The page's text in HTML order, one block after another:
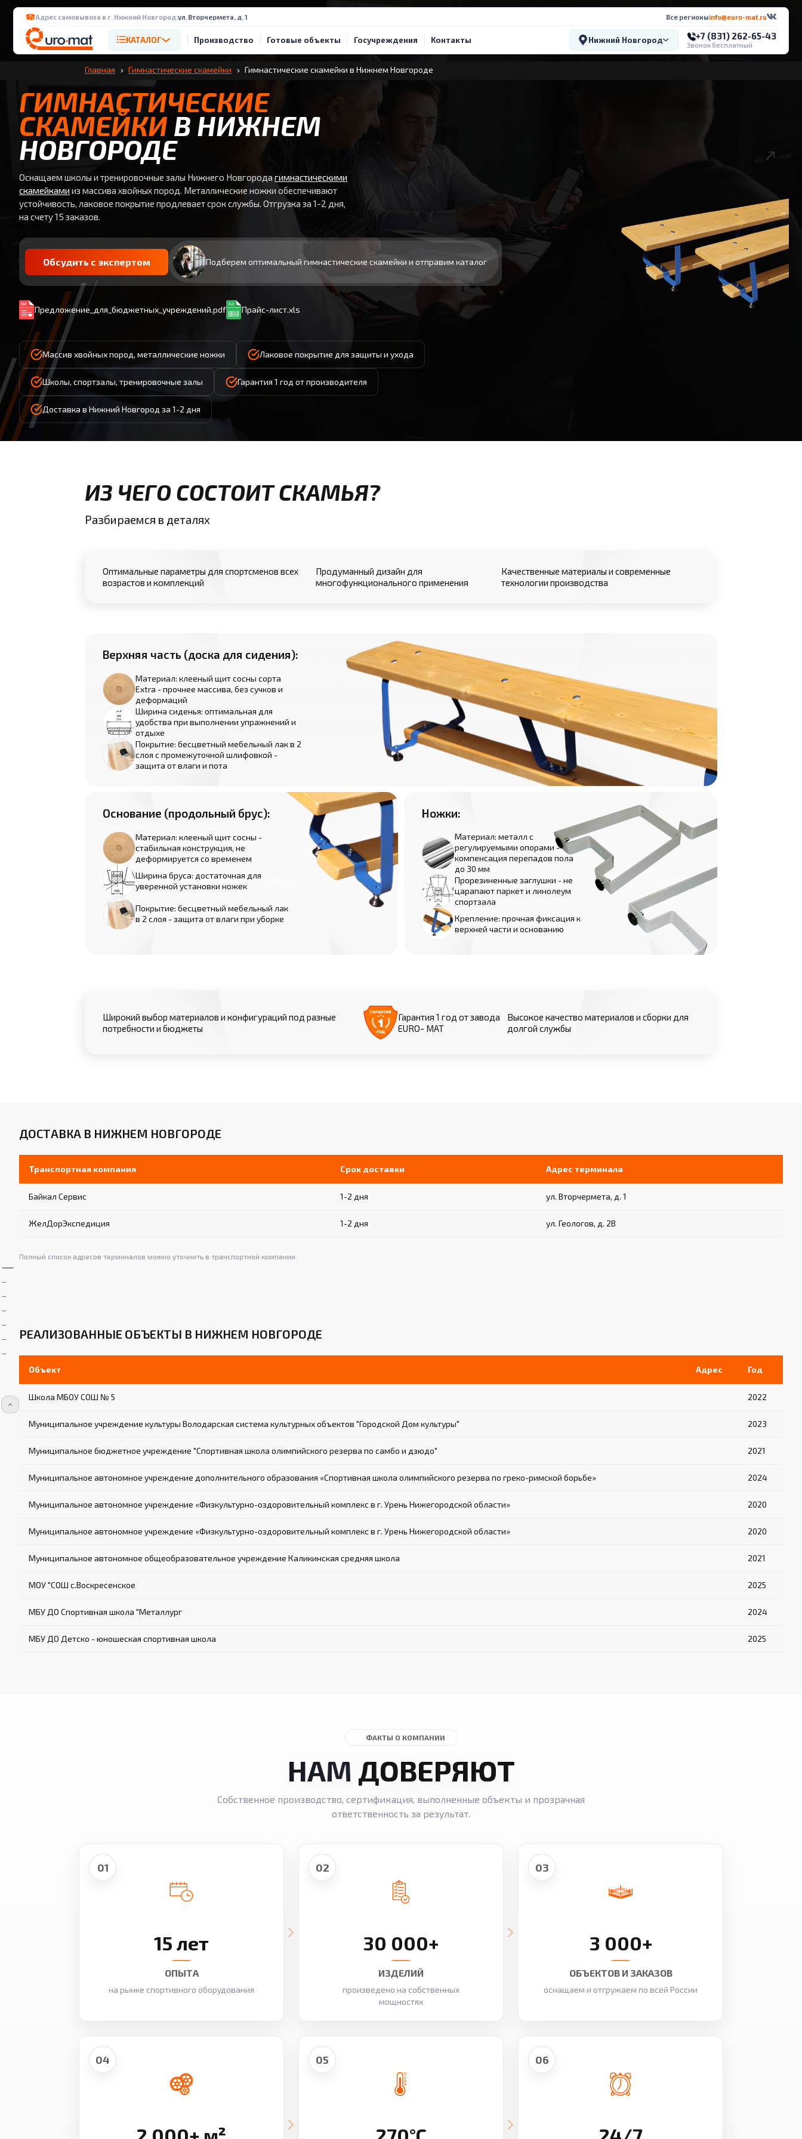
Адрес самовывоза в г. Нижний Новгород:ул. Вторчермета, д. 1 Все регионыinfo@euro-mat.ru
КАТАЛОГ Производство Готовые объекты Госучреждения Контакты Нижний Новгород +7 (831) 262-65-43
Звонок бесплатный
Главная Гимнастические скамейки Гимнастические скамейки в Нижнем Новгороде
ГИМНАСТИЧЕСКИЕ
СКАМЕЙКИ В НИЖНЕМ
НОВГОРОДЕ
Оснащаем школы и тренировочные залы Нижнего Новгородагимнастическими
скамейками из массива хвойных пород. Металлические ножки обеспечивают
устойчивость, лаковое покрытие продлевает срок службы. Отгрузка за 1-2 дня,
на счету 15 заказов.
Обсудить с экспертом Подберем оптимальный гимнастические скамейки и отправим каталог
Предложение_для_бюджетных_учреждений.pdf Прайс-лист.xls
Массив хвойных пород, металлические ножки Лаковое покрытие для защиты и ухода
Школы, спортзалы, тренировочные залы Гарантия 1 год от производителя
Доставка в Нижний Новгород за 1-2 дня
ИЗ ЧЕГО СОСТОИТ СКАМЬЯ?
Разбираемся в деталях
Оптимальные параметры для спортсменов всех
возрастов и комплекций
Продуманный дизайн для
многофункционального применения
Качественные материалы и современные
технологии производства
Верхняя часть (доска для сидения):
Материал: клееный щит сосны сорта
Extra - прочнее массива, без сучков и
деформаций
Ширина сиденья: оптимальная для
удобства при выполнении упражнений и
отдыхе
Покрытие: бесцветный мебельный лак в 2
слоя с промежуточной шлифовкой -
защита от влаги и пота
Основание (продольный брус):
Материал: клееный щит сосны -
стабильная конструкция, не
деформируется со временем
Ширина бруса: достаточная для
уверенной установки ножек
Покрытие: бесцветный мебельный лак
в 2 слоя - защита от влаги при уборке
Ножки:
Материал: металл с
регулируемыми опорами -
компенсация перепадов пола
до 30 мм
Прорезиненные заглушки - не
царапают паркет и линолеум
спортзала
Крепление: прочная фиксация к
верхней части и основанию
Широкий выбор материалов и конфигураций под разные
потребности и бюджеты
Гарантия 1 год от завода
EURO- МАТ
Высокое качество материалов и сборки для
долгой службы
ДОСТАВКА В НИЖНЕМ НОВГОРОДЕ
Транспортная компания Срок доставки Адрес терминала
Байкал Сервис 1-2 дня ул. Вторчермета, д. 1
ЖелДорЭкспедиция 1-2 дня ул. Геологов, д. 2В
Полный список адресов терминалов можно уточнить в транспортной компании.
РЕАЛИЗОВАННЫЕ ОБЪЕКТЫ В НИЖНЕМ НОВГОРОДЕ
Объект Адрес Год
Школа МБОУ СОШ № 5 2022
Муниципальное учреждение культуры Володарская система культурных объектов "Городской Дом культуры" 2023
Муниципальное бюджетное учреждение "Спортивная школа олимпийского резерва по самбо и дзюдо" 2021
Муниципальное автономное учреждение дополнительного образования «Спортивная школа олимпийского резерва по греко-римской борьбе» 2024
Муниципальное автономное учреждение «Физкультурно-оздоровительный комплекс в г. Урень Нижегородской области» 2020
Муниципальное автономное учреждение «Физкультурно-оздоровительный комплекс в г. Урень Нижегородской области» 2020
Муниципальное автономное общеобразовательное учреждение Каликинская средняя школа 2021
МОУ "СОШ с.Воскресенское 2025
МБУ ДО Спортивная школа "Металлург 2024
МБУ ДО Детско - юношеская спортивная школа 2025
ФАКТЫ О КОМПАНИИ
НАМ ДОВЕРЯЮТ
Собственное производство, сертификация, выполненные объекты и прозрачная
ответственность за результат.
01
15 лет
ОПЫТА
на рынке спортивного оборудования
02
30 000+
ИЗДЕЛИЙ
произведено на собственных
мощностях
03
3 000+
ОБЪЕКТОВ И ЗАКАЗОВ
оснащаем и отгружаем по всей России
04 05 06